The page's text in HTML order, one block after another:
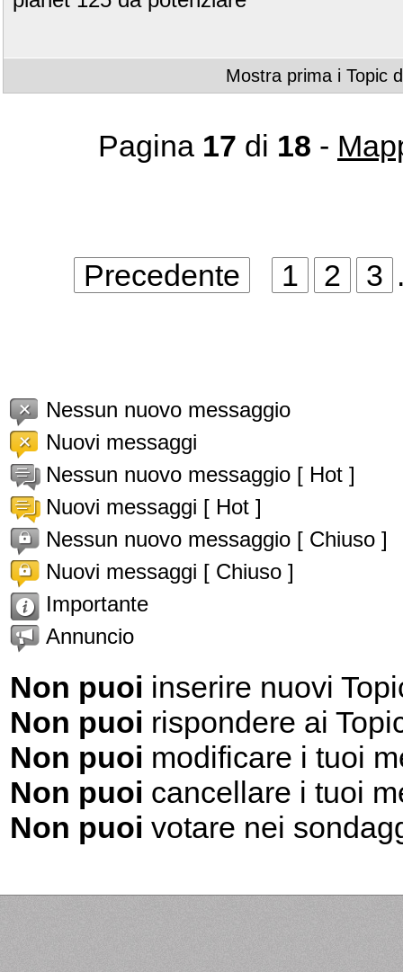
Mostra prima i Topic
Pagina 17 di 18 -
Precedente 1 2 3
Nessun nuovo messaggio
Nuovi messaggi
Nessun nuovo messaggio [ Hot ]
Nuovi messaggi [ Hot ]
Nessun nuovo messaggio [ Chiuso ]
Nuovi messaggi [ Chiuso ]
Importante
Annuncio
Non puoi inserire nuovi
Non puoi rispondere ai
Non puoi modificare i tuoi
Non puoi cancellare i tuoi
Non puoi votare nei